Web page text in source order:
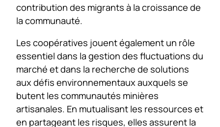
contribution des migrants à la croissance de
la communauté.
Les coopératives jouent également un rôle
essentiel dans la gestion des fluctuations du
marché et dans la recherche de solutions
aux défis environnementaux auxquels se
butent les communautés minières
artisanales. En mutualisant les ressources et
en partageant les risques, elles assurent la